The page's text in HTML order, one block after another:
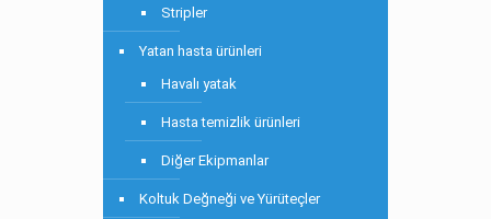
Stripler
Yatan hasta ürünleri
Havalı yatak
Hasta temizlik ürünleri
Diğer Ekipmanlar
Koltuk Değneği ve Yürüteçler